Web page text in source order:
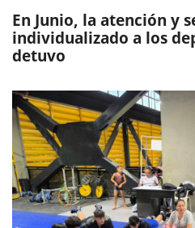
En Junio, la atención y
individualizado a los
detuvo